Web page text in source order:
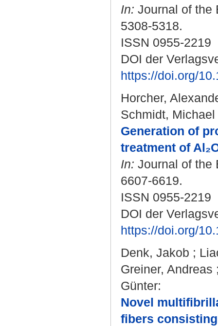
In: Journal of the
5308-5318.
ISSN 0955-2219
DOI der
https://doi.org/
Horcher,
Schmidt, Michael
Generation of
treatment of
In: Journal of the
6607-6619.
ISSN 0955-2219
DOI der
https://doi.org/
Denk, Jakob ;
Greiner, Andreas
Günter:
Novel
fibers